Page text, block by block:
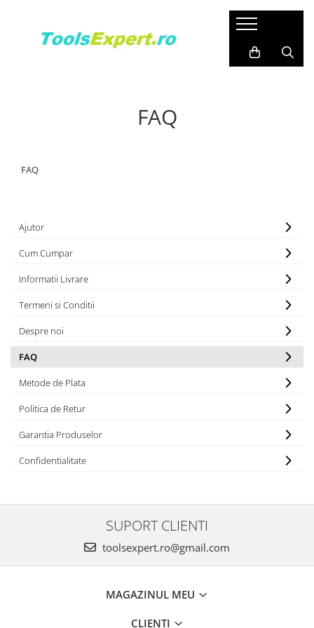
Produse
FAQ
FAQ
Ajutor
Cum Cumpar
Informatii Livrare
Termeni si Conditii
Despre noi
FAQ
Metode de Plata
Politica de Retur
Garantia Produselor
Confidentialitate
SUPORT CLIENTI
toolsexpert.ro@gmail.com
MAGAZINUL MEU
CLIENTI